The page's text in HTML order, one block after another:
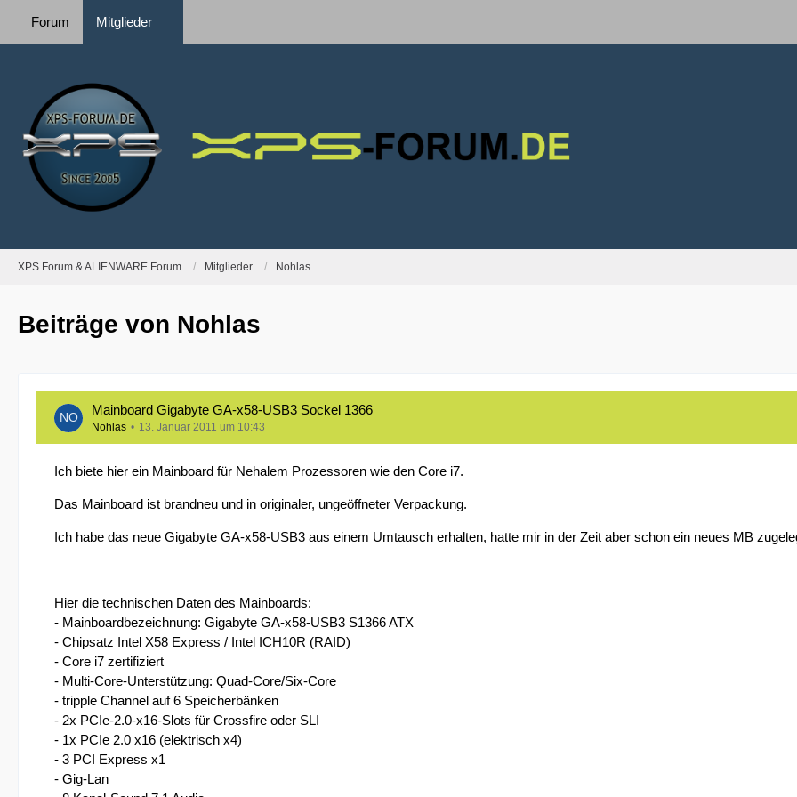
Forum Mitglieder
XPS Forum & ALIENWARE Forum Mitglieder Nohlas
Beiträge von Nohlas
Mainboard Gigabyte GA-x58-USB3 Sockel 1366
Nohlas 13. Januar 2011 um 10:43
Ich biete hier ein Mainboard für Nehalem Prozessoren wie den Core i7.
Das Mainboard ist brandneu und in originaler, ungeöffneter Verpackung.
Ich habe das neue Gigabyte GA-x58-USB3 aus einem Umtausch erhalten, hatte mir in der Zeit aber schon ein neues MB
Hier die technischen Daten des Mainboards:
- Mainboardbezeichnung: Gigabyte GA-x58-USB3 S1366 ATX
- Chipsatz Intel X58 Express / Intel ICH10R (RAID)
- Core i7 zertifiziert
- Multi-Core-Unterstützung: Quad-Core/Six-Core
- tripple Channel auf 6 Speicherbänken
- 2x PCIe-2.0-x16-Slots für Crossfire oder SLI
- 1x PCIe 2.0 x16 (elektrisch x4)
- 3 PCI Express x1
- Gig-Lan